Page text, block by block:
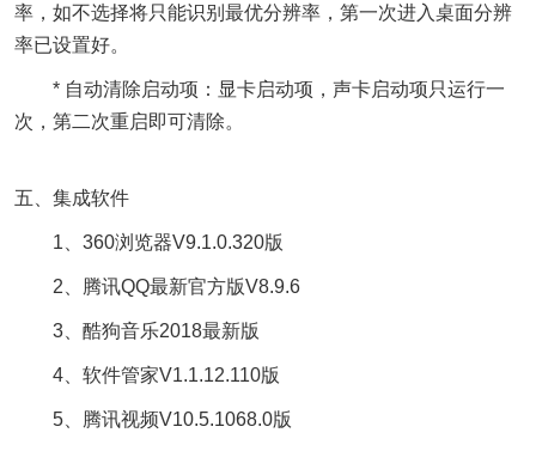
率，如不选择将只能识别最优分辨率，第一次进入桌面分辨
率已设置好。
* 自动清除启动项：显卡启动项，声卡启动项只运行一
次，第二次重启即可清除。
五、集成软件
1、360浏览器V9.1.0.320版
2、腾讯QQ最新官方版V8.9.6
3、酷狗音乐2018最新版
4、软件管家V1.1.12.110版
5、腾讯视频V10.5.1068.0版